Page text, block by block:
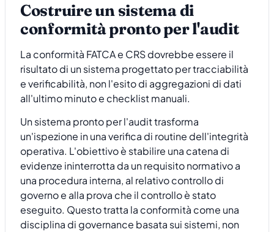
Costruire un sistema di
conformità pronto per l'audit
La conformità FATCA e CRS dovrebbe essere il
risultato di un sistema progettato per tracciabilità
e verificabilità, non l'esito di aggregazioni di dati
all'ultimo minuto e checklist manuali.
Un sistema pronto per l'audit trasforma
un'ispezione in una verifica di routine dell'integrità
operativa. L'obiettivo è stabilire una catena di
evidenze ininterrotta da un requisito normativo a
una procedura interna, al relativo controllo di
governo e alla prova che il controllo è stato
eseguito. Questo tratta la conformità come una
disciplina di governance basata sui sistemi, non